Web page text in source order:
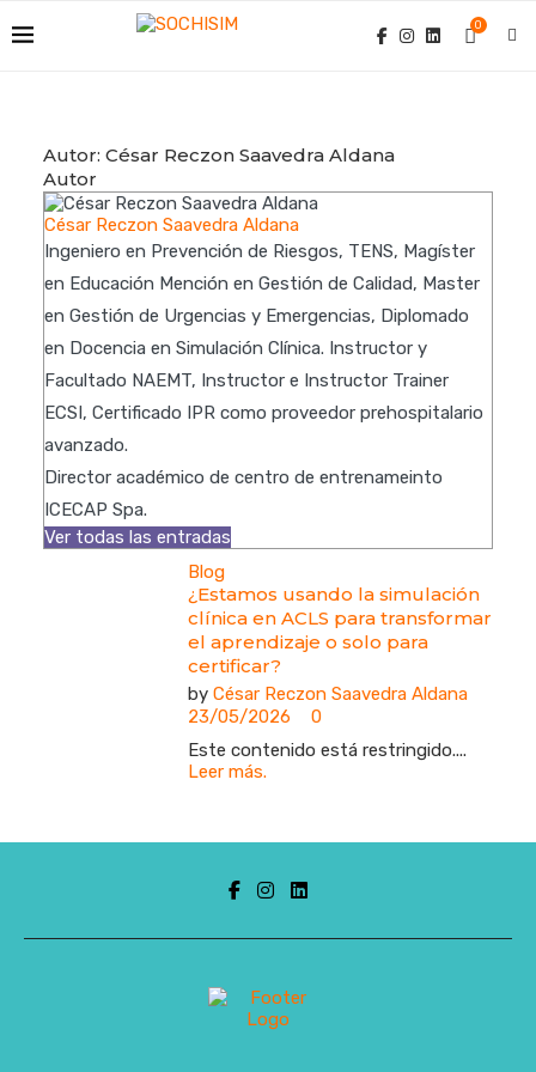
0
Autor: César Reczon Saavedra Aldana
Autor
César Reczon Saavedra Aldana
Ingeniero en Prevención de Riesgos, TENS, Magíster
en Educación Mención en Gestión de Calidad, Master
en Gestión de Urgencias y Emergencias, Diplomado
en Docencia en Simulación Clínica. Instructor y
Facultado NAEMT, Instructor e Instructor Trainer
ECSI, Certificado IPR como proveedor prehospitalario
avanzado.
Director académico de centro de entrenameinto
ICECAP Spa.
Ver todas las entradas
Blog
¿Estamos usando la simulación
clínica en ACLS para transformar
el aprendizaje o solo para
certificar?
byCésar Reczon Saavedra Aldana
23/05/2026
0
Este contenido está restringido....
Leer más.